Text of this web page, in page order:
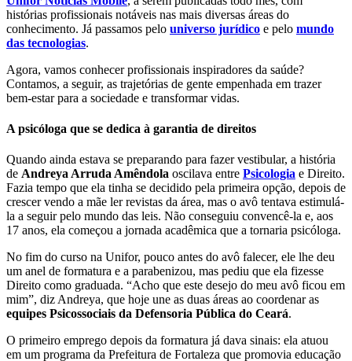
histórias profissionais notáveis nas mais diversas áreas do
conhecimento. Já passamos pelo universo jurídico e pelo mundo
das tecnologias.
Agora, vamos conhecer profissionais inspiradores da saúde?
Contamos, a seguir, as trajetórias de gente empenhada em trazer
bem-estar para a sociedade e transformar vidas.
A psicóloga que se dedica à garantia de direitos
Quando ainda estava se preparando para fazer vestibular, a história
de Andreya Arruda Amêndola oscilava entre Psicologia e Direito.
Fazia tempo que ela tinha se decidido pela primeira opção, depois de
crescer vendo a mãe ler revistas da área, mas o avô tentava estimulá-
la a seguir pelo mundo das leis. Não conseguiu convencê-la e, aos
17 anos, ela começou a jornada acadêmica que a tornaria psicóloga.
No fim do curso na Unifor, pouco antes do avô falecer, ele lhe deu
um anel de formatura e a parabenizou, mas pediu que ela fizesse
Direito como graduada. “Acho que este desejo do meu avô ficou em
mim”, diz Andreya, que hoje une as duas áreas ao coordenar as
equipes Psicossociais da Defensoria Pública do Ceará.
O primeiro emprego depois da formatura já dava sinais: ela atuou
em um programa da Prefeitura de Fortaleza que promovia educação